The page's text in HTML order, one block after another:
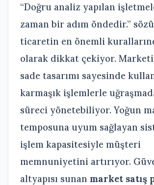
“Doğru analiz yapılan
zaman bir adım öndedir.”
ticaretin en önemli
olarak dikkat çekiyor.
sade tasarımı sayesinde
karmaşık işlemlerle
süreci yönetebiliyor. Yoğun
temposuna uyum sağlayan
işlem kapasitesiyle müşteri
memnuniyetini artırıyor.
altyapısı sunan market satış